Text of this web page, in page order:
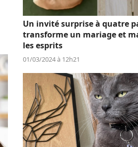
Un invité surprise à quatre
transforme un mariage et
les esprits
01/03/2024 à 12h21